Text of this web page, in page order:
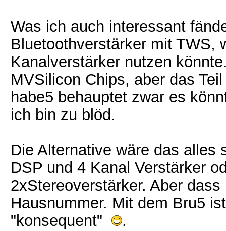
Was ich auch interessant
Bluetoothverstärker mit TWS,
Kanalverstärker nutzen
MVSilicon Chips, aber das
habe5 behauptet zwar es
ich bin zu blöd.
Die Alternative wäre das alles
DSP und 4 Kanal Verstärker
2xStereoverstärker. Aber
Hausnummer. Mit dem Bru5
"konsequent"
.